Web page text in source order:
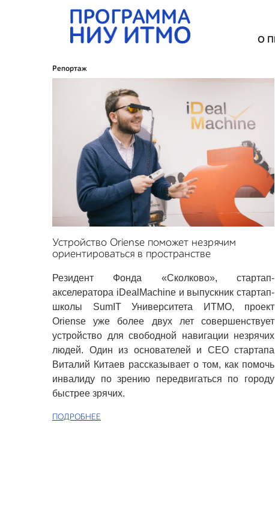
О
Репортаж
Устройство Oriense поможет незрячим
ориентироваться в пространстве
Резидент Фонда «Сколково», стартап-
акселератора iDealMachine и выпускник стартап-
школы SumIT Университета ИТМО, проект
Oriense уже более двух лет совершенствует
устройство для свободной навигации незрячих
людей. Один из основателей и CEO стартапа
Виталий Китаев рассказывает о том, как помочь
инвалиду по зрению передвигаться по городу
быстрее зрячих.
ПОДРОБНЕЕ